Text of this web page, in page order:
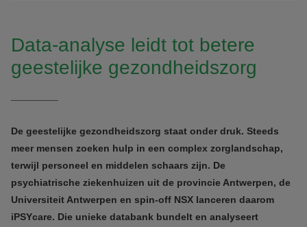
Data-analyse leidt tot betere
geestelijke gezondheidszorg
De geestelijke gezondheidszorg staat onder druk. Steeds
meer mensen zoeken hulp in een complex zorglandschap,
terwijl personeel en middelen schaars zijn. De
psychiatrische ziekenhuizen uit de provincie Antwerpen, de
Universiteit Antwerpen en spin-off NSX lanceren daarom
iPSYcare. Die unieke databank bundelt en analyseert